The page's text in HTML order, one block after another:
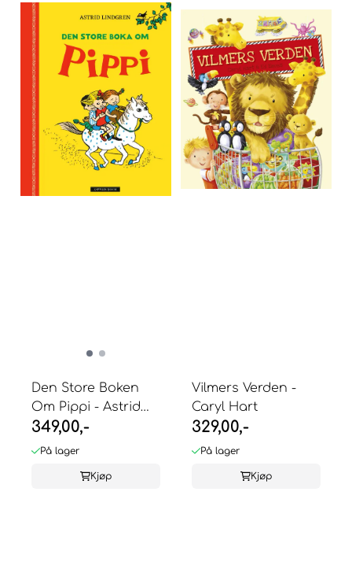
Den Store Boken
Om Pippi - Astrid
Lindgren
349,00,-
På lager
Kjøp
Vilmers Verden -
Caryl Hart
329,00,-
På lager
Kjøp